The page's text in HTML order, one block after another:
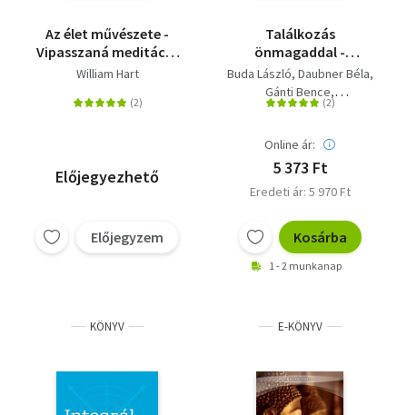
Az élet művészete -
Vipasszaná meditáció
S.N. Goenka tanítása
William Hart
Előjegyezhető
Előjegyzem
Találkozás
önmagaddal -
Egyszerű kérdések,
nehéz válaszok
Buda László Daubner Béla
Gánti Bence
Dr. Szabó Péter
Online ár:
5 373 Ft
Eredeti ár: 5 970 Ft
Kosárba
1 - 2 munkanap
KÖNYV E-KÖNYV